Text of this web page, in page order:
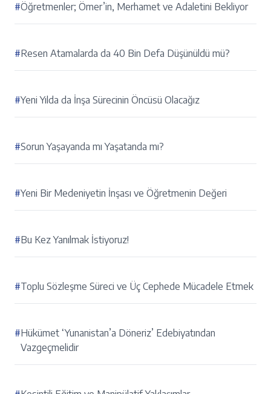
#Öğretmenler; Ömer’in, Merhamet ve Adaletini Bekliyor
#Resen Atamalarda da 40 Bin Defa Düşünüldü mü?
#Yeni Yılda da İnşa Sürecinin Öncüsü Olacağız
#Sorun Yaşayanda mı Yaşatanda mı?
#Yeni Bir Medeniyetin İnşası ve Öğretmenin Değeri
#Bu Kez Yanılmak İstiyoruz!
#Toplu Sözleşme Süreci ve Üç Cephede Mücadele Etmek
#Hükümet ‘Yunanistan’a Döneriz’ Edebiyatından
Vazgeçmelidir